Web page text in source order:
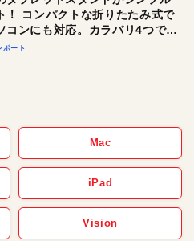
！ コンパクトな折りたたみ式で
コンにも対応。カラバリ4つで選
も
ポート
Mac
iPad
Vision